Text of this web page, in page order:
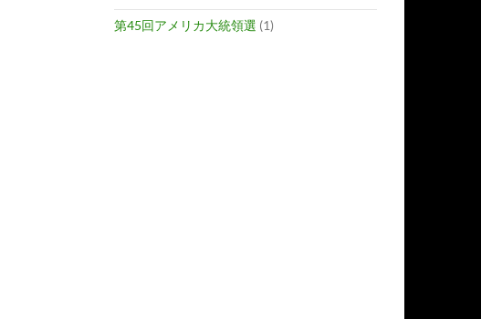
第45回アメリカ大統領選 (1)